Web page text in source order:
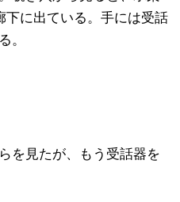
下に出ている。手には受話
。
を見たが、もう受話器を